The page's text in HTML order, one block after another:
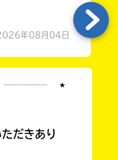
年08月04日
⋆
だきあり